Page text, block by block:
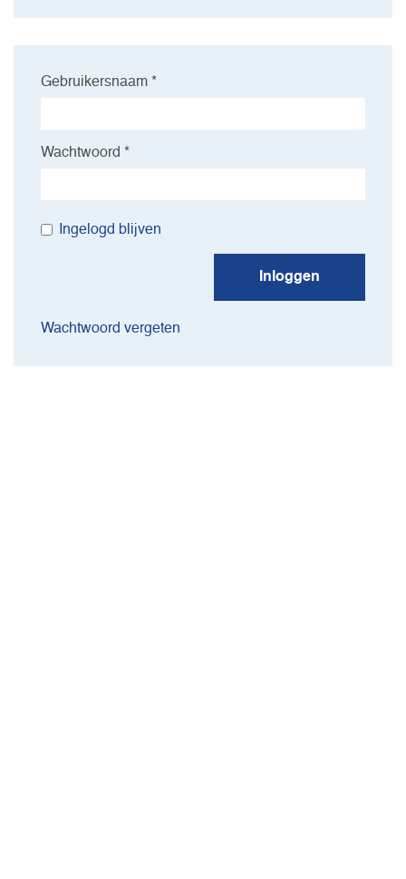
Gebruikersnaam *
Wachtwoord *
Ingelogd blijven
Inloggen
Wachtwoord vergeten